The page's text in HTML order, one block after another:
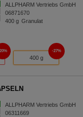
ALLPHARM Vertriebs GmbH
06871670
400g Granulat
400 g
27%
ALLPHARM Vertriebs GmbH
06311669